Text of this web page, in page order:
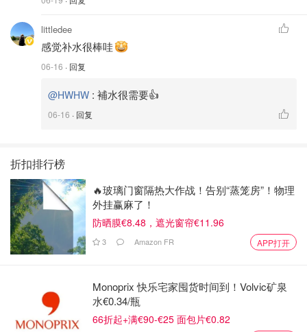
littledee
感觉补水很棒哇
06-16 · 回复
@HWHW : 補水很需要👍
06-16 · 回复
折扣排行榜
🔥玻璃门窗隔热大作战！告别“蒸笼房”！物理
外挂赢麻了！
防晒膜€8.48，遮光窗帘€11.96
3 Amazon FR APP打开
Monoprix 快乐宅家囤货时间到！Volvic矿泉
水€0.34/瓶
66折起+满€90-€25 面包片€0.82